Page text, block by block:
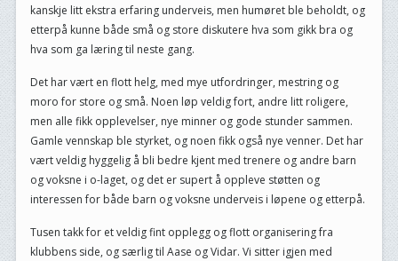
kanskje litt ekstra erfaring underveis, men humøret ble beholdt, og
etterpå kunne både små og store diskutere hva som gikk bra og
hva som ga læring til neste gang.
Det har vært en flott helg, med mye utfordringer, mestring og
moro for store og små. Noen løp veldig fort, andre litt roligere,
men alle fikk opplevelser, nye minner og gode stunder sammen.
Gamle vennskap ble styrket, og noen fikk også nye venner. Det har
vært veldig hyggelig å bli bedre kjent med trenere og andre barn
og voksne i o-laget, og det er supert å oppleve støtten og
interessen for både barn og voksne underveis i løpene og etterpå.
Tusen takk for et veldig fint opplegg og flott organisering fra
klubbens side, og særlig til Aase og Vidar. Vi sitter igjen med